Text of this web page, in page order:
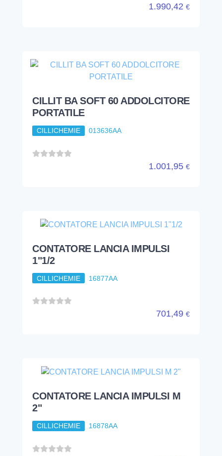
1.990,42 €
CILLIT BA SOFT 60 ADDOLCITORE
PORTATILE
CILLICHEMIE 013636AA
1.001,95 €
CONTATORE LANCIA IMPULSI
1"1/2
CILLICHEMIE 16877AA
701,49 €
CONTATORE LANCIA IMPULSI M
2"
CILLICHEMIE 16878AA